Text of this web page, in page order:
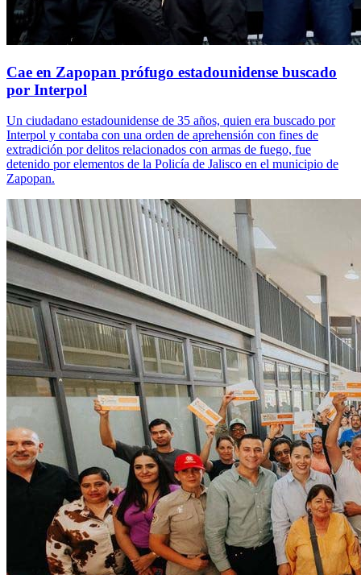
Cae en Zapopan prófugo estadounidense buscado
por Interpol
Un ciudadano estadounidense de 35 años, quien era buscado por
Interpol y contaba con una orden de aprehensión con fines de
extradición por delitos relacionados con armas de fuego, fue
detenido por elementos de la Policía de Jalisco en el municipio de
Zapopan.